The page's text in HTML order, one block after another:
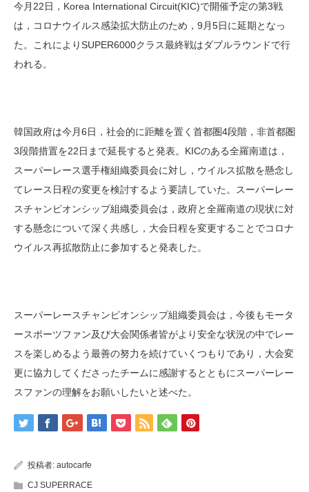
今月22日，Korea International Circuit(KIC)で開催予定の第3戦
は，コロナウイルス感染拡大防止のため，9月5日に延期となっ
た。これによりSUPER6000クラス最終戦はダブルラウンドで行
われる。
韓国政府は今月6日，社会的に距離を置く首都圏4段階，非首都圏
3段階措置を22日まで延長すると発表。KICのある全羅南道は，
スーパーレース選手権組織委員会に対し，ウイルス拡散を懸念し
てレース日程の変更を検討するよう要請していた。スーパーレー
スチャンピオンシップ組織委員会は，政府と全羅南道の現状に対
する懸念について深く共感し，大会日程を変更することでコロナ
ウイルス再拡散防止に参加すると発表した。
スーパーレースチャンピオンシップ組織委員会は，今後もモータ
ースポーツファン及び大会関係者皆がより安全な状況の中でレー
スを楽しめるよう最善の努力を続けていくつもりであり，大会変
更に協力してくださったチームに感謝するとともにスーパーレー
スファンの理解をお願いしたいと述べた。
投稿者: autocarfe
CJ SUPERRACE